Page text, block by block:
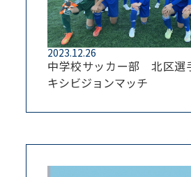
2023.12.26
中学校サッカー部 北区
キシビジョンマッチ